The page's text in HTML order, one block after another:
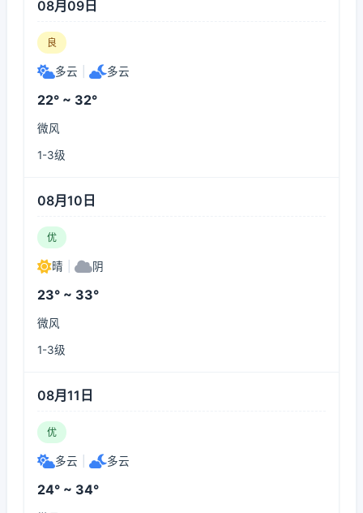
08月09日
良
多云 多云
22° ~ 32°
微风
1-3级
08月10日
优
晴 阴
23° ~ 33°
微风
1-3级
08月11日
优
多云 多云
24° ~ 34°